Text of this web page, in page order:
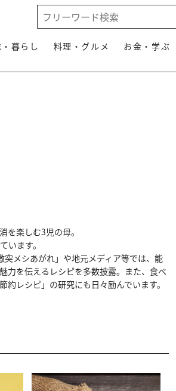
暮らし 料理・グルメ お金・学ぶ
を楽しむ3児の母。
います。
メシあがれ」や地元メディア等では、能
力を伝えるレシピを多数披露。また、食べ
レシピ」の研究にも日々励んでいます。